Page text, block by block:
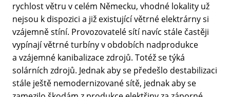
rychlost větru v celém Německu, vhodné lokality už
nejsou k dispozici a již existující větrné elektrárny si
vzájemně stíní. Provozovatelé sítí navíc stále častěji
vypínají větrné turbíny v obdobích nadprodukce
a vzájemné kanibalizace zdrojů. Totéž se týká
solárních zdrojů. Jednak aby se předešlo destabilizaci
stále ještě nemodernizované sítě, jednak aby se